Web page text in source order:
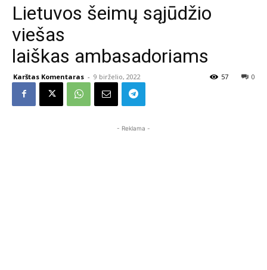
Lietuvos šeimų sąjūdžio
viešas
laiškas ambasadoriams
Karštas Komentaras - 9 birželio, 2022 0
57
- Reklama -